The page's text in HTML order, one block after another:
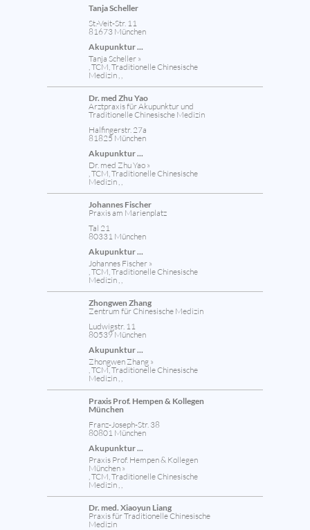
Tanja Scheller
St.-Veit-Str. 11
81673 München
Akupunktur ...
Tanja Scheller »
, TCM, Traditionelle Chinesische
Medizin , ,
Dr. med Zhu Yao
Arztpraxis für Akupunktur und
Traditionelle Chinesische Medizin
Halfingerstr. 27a
81825 München
Akupunktur ...
Dr. med Zhu Yao »
, TCM, Traditionelle Chinesische
Medizin , ,
Johannes Fischer
Praxis am Marienplatz
Tal 21
80331 München
Akupunktur ...
Johannes Fischer »
, TCM, Traditionelle Chinesische
Medizin , ,
Zhongwen Zhang
Zentrum für Chinesische Medizin
Ludwigstr. 11
80539 München
Akupunktur ...
Zhongwen Zhang »
, TCM, Traditionelle Chinesische
Medizin , ,
Praxis Prof. Hempen & Kollegen
München
Franz-Joseph-Str. 38
80801 München
Akupunktur ...
Praxis Prof. Hempen & Kollegen
München »
, TCM, Traditionelle Chinesische
Medizin , ,
Dr. med. Xiaoyun Liang
Praxis für Traditionelle Chinesische
Medizin